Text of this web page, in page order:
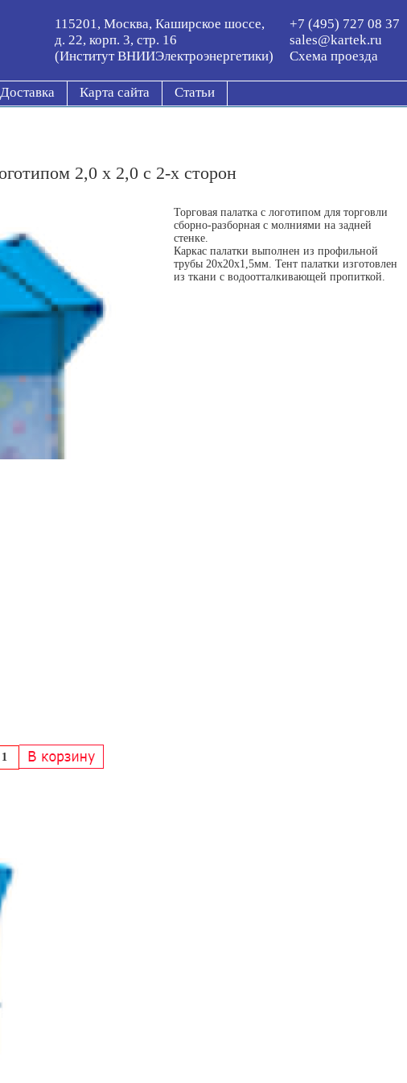
115201, Москва, Каширское шоссе,
д. 22, корп. 3, стр. 16
(Институт ВНИИЭлектроэнергетики)
+7 (495) 727 08 37
sales@kartek.ru
Схема проезда
Доставка Карта сайта Статьи
2,0 х 2,0 с 2-x сторон
Торговая палатка с логотипом для торговли
сборно-разборная с молниями на задней
стенке.
Каркас палатки выполнен из профильной
трубы 20х20х1,5мм. Тент палатки изготовлен
из ткани с водоотталкивающей пропиткой.